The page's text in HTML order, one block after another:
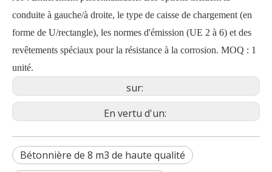
conduite à gauche/à droite, le type de caisse de chargement (en
forme de U/rectangle), les normes d'émission (UE 2 à 6) et des
revêtements spéciaux pour la résistance à la corrosion. MOQ : 1
unité.
sur:
En vertu d'un:
Bétonnière de 8 m3 de haute qualité